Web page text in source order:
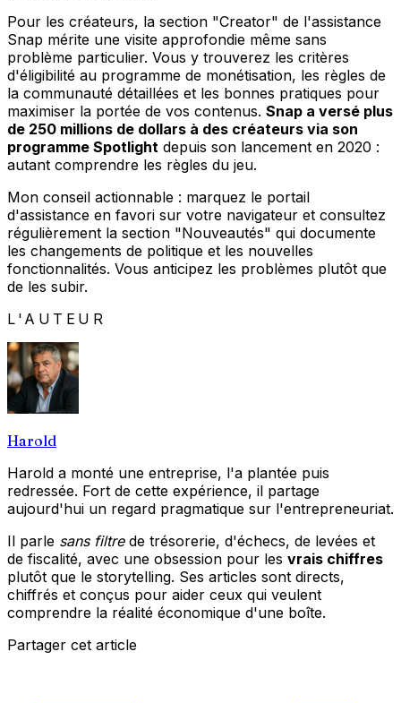
Pour les créateurs, la section "Creator" de l'assistance
Snap mérite une visite approfondie même sans
problème particulier. Vous y trouverez les critères
d'éligibilité au programme de monétisation, les règles de
la communauté détaillées et les bonnes pratiques pour
maximiser la portée de vos contenus. Snap a versé plus
de 250 millions de dollars à des créateurs via son
programme Spotlight depuis son lancement en 2020 :
autant comprendre les règles du jeu.
Mon conseil actionnable : marquez le portail
d'assistance en favori sur votre navigateur et consultez
régulièrement la section "Nouveautés" qui documente
les changements de politique et les nouvelles
fonctionnalités. Vous anticipez les problèmes plutôt que
de les subir.
L'AUTEUR
Harold
Harold a monté une entreprise, l'a plantée puis
redressée. Fort de cette expérience, il partage
aujourd'hui un regard pragmatique sur l'entrepreneuriat.
Il parle sans filtrede trésorerie, d'échecs, de levées et
de fiscalité, avec une obsession pour les vrais chiffres
plutôt que le storytelling. Ses articles sont directs,
chiffrés et conçus pour aider ceux qui veulent
comprendre la réalité économique d'une boîte.
Partager cet article